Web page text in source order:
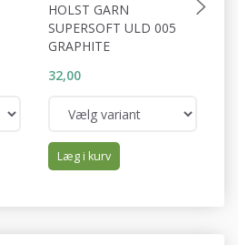
HOLST GARN
SUPERSOFT ULD 005
GRAPHITE
32,00
Læg i kurv